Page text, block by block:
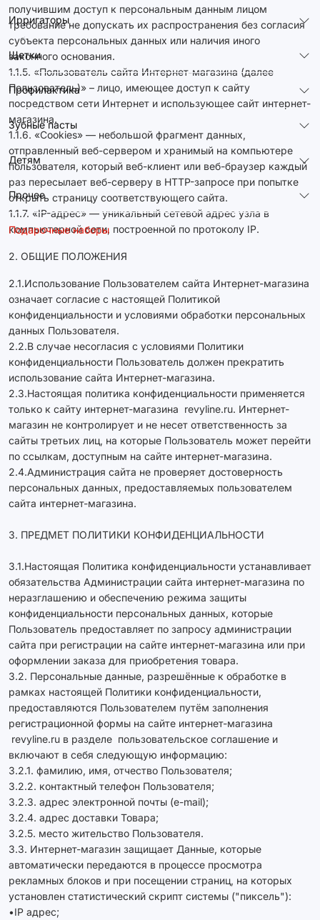
Ирригаторы
Щетки
Профилактика
Зубные пасты
Детям
Прочее
Подарочные наборы
получившим доступ к персональным данным лицом
требование не допускать их распространения без согласия
субъекта персональных данных или наличия иного
законного основания.
1.1.5. «Пользователь сайта Интернет-магазина (далее
Пользователь)» – лицо, имеющее доступ к сайту
посредством сети Интернет и использующее сайт интернет-
магазина.
1.1.6. «Cookies» — небольшой фрагмент данных,
отправленный веб-сервером и хранимый на компьютере
пользователя, который веб-клиент или веб-браузер каждый
раз пересылает веб-серверу в HTTP-запросе при попытке
открыть страницу соответствующего сайта.
1.1.7. «IP-адрес» — уникальный сетевой адрес узла в
компьютерной сети, построенной по протоколу IP.
2. ОБЩИЕ ПОЛОЖЕНИЯ
2.1.Использование Пользователем сайта Интернет-магазина
означает согласие с настоящей Политикой
конфиденциальности и условиями обработки персональных
данных Пользователя.
2.2.В случае несогласия с условиями Политики
конфиденциальности Пользователь должен прекратить
использование сайта Интернет-магазина.
2.3.Настоящая политика конфиденциальности применяется
только к сайту интернет-магазина revyline.ru. Интернет-
магазин не контролирует и не несет ответственность за
сайты третьих лиц, на которые Пользователь может перейти
по ссылкам, доступным на сайте интернет-магазина.
2.4.Администрация сайта не проверяет достоверность
персональных данных, предоставляемых пользователем
сайта интернет-магазина.
3. ПРЕДМЕТ ПОЛИТИКИ КОНФИДЕНЦИАЛЬНОСТИ
3.1.Настоящая Политика конфиденциальности устанавливает
обязательства Администрации сайта интернет-магазина по
неразглашению и обеспечению режима защиты
конфиденциальности персональных данных, которые
Пользователь предоставляет по запросу администрации
сайта при регистрации на сайте интернет-магазина или при
оформлении заказа для приобретения товара.
3.2. Персональные данные, разрешённые к обработке в
рамках настоящей Политики конфиденциальности,
предоставляются Пользователем путём заполнения
регистрационной формы на сайте интернет-магазина
revyline.ru в разделе пользовательское соглашение и
включают в себя следующую информацию:
3.2.1. фамилию, имя, отчество Пользователя;
3.2.2. контактный телефон Пользователя;
3.2.3. адрес электронной почты (e-mail);
3.2.4. адрес доставки Товара;
3.2.5. место жительство Пользователя.
3.3. Интернет-магазин защищает Данные, которые
автоматически передаются в процессе просмотра
рекламных блоков и при посещении страниц, на которых
установлен статистический скрипт системы ("пиксель"):
•IP адрес;